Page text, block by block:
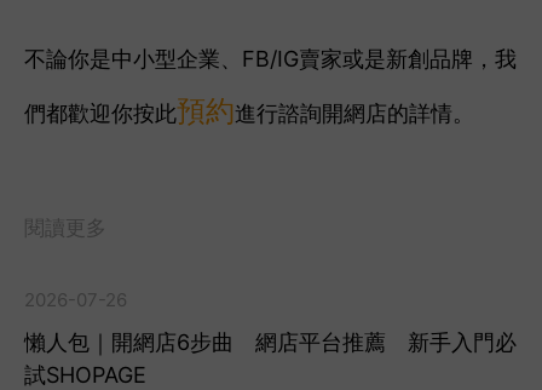
不論你是中小型企業、FB/IG賣家或是新創品牌，我
們都歡迎你按此預約進行諮詢開網店的詳情。
閱讀更多
2026-07-26
懶人包｜開網店6步曲 網店平台推薦 新手入門必
試SHOPAGE